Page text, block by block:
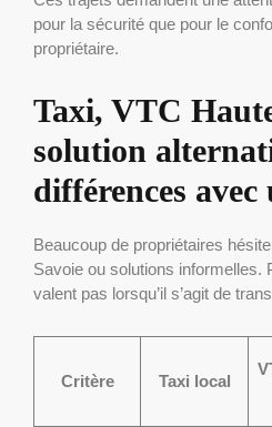
pour la sécurité que pour le
propriétaire.
Taxi, VTC
solution
différences
Beaucoup de propriétaires
Savoie ou solutions informelles.
valent pas lorsqu’il s’agit de
Critère Taxi local